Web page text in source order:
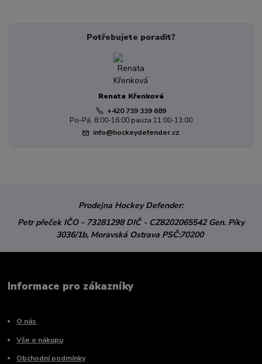
Potřebujete poradit?
Renata Křenková
+420 739 339 689
Po-Pá, 8:00-16:00 pauza 11:00-13:00
info@hockeydefender.cz
Prodejna Hockey Defender:
Petr přeček IČO - 73281298DIČ - CZ8202065542 Gen. Píky
3036/1b, Moravská Ostrava PSČ:70200
Informace pro zákazníky
O nás
Vše o nákupu
Obchodní podmínky